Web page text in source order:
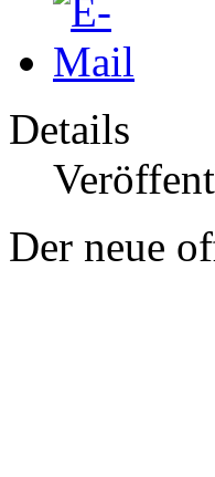
Details
Der neue